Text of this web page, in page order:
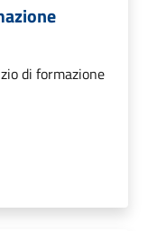
di formazione